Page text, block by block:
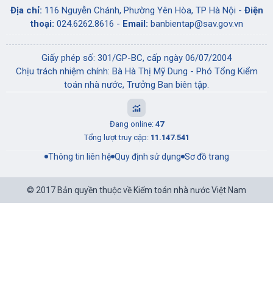
Địa chỉ: 116 Nguyễn Chánh, Phường Yên Hòa, TP Hà Nội - Điện
thoại: 024.6262.8616 - Email: banbientap@sav.gov.vn
Giấy phép số: 301/GP-BC, cấp ngày 06/07/2004
Chịu trách nhiệm chính: Bà Hà Thị Mỹ Dung - Phó Tổng Kiểm
toán nhà nước, Trưởng Ban biên tập.
Đang online: 47
Tổng lượt truy cập: 11.147.541
Thông tin liên hệ Quy định sử dụng Sơ đồ trang
© 2017 Bản quyền thuộc về Kiểm toán nhà nước Việt Nam